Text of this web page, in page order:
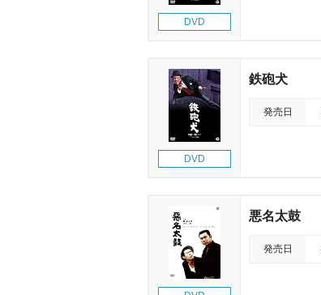
DVD
DVD
鉄砲犬
発売日
悪名太鼓
発売日